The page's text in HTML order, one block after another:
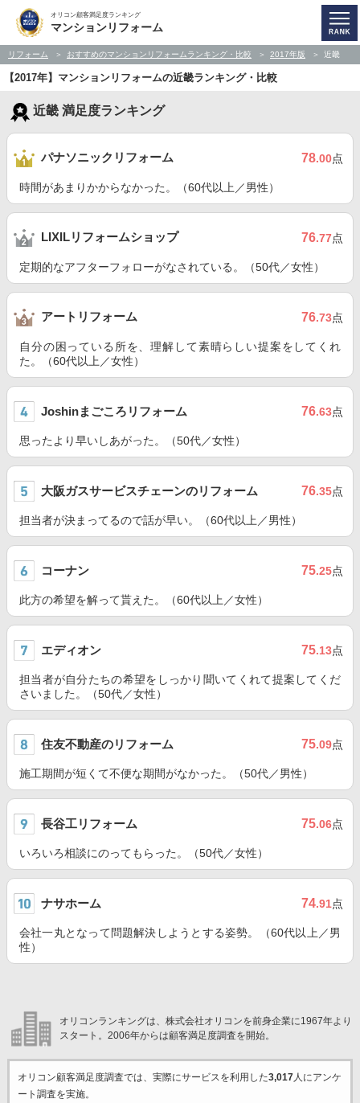
オリコン顧客満足度ランキング
マンションリフォーム
リフォーム おすすめのマンションリフォームランキング・比較 2017年版 近畿
【2017年】マンションリフォームの近畿ランキング・比較
近畿 満足度ランキング
パナソニックリフォーム 78.00点
時間があまりかからなかった。（60代以上／男性）
LIXILリフォームショップ 76.77点
定期的なアフターフォローがなされている。（50代／女性）
アートリフォーム 76.73点
自分の困っている所を、理解して素晴らしい提案をしてくれ
た。（60代以上／女性）
Joshinまごころリフォーム 76.63点
思ったより早いしあがった。（50代／女性）
大阪ガスサービスチェーンのリフォーム 76.35点
担当者が決まってるので話が早い。（60代以上／男性）
コーナン 75.25点
此方の希望を解って貰えた。（60代以上／女性）
エディオン 75.13点
担当者が自分たちの希望をしっかり聞いてくれて提案してくだ
さいました。（50代／女性）
住友不動産のリフォーム 75.09点
施工期間が短くて不便な期間がなかった。（50代／男性）
長谷工リフォーム 75.06点
いろいろ相談にのってもらった。（50代／女性）
ナサホーム 74.91点
会社一丸となって問題解決しようとする姿勢。（60代以上／男
性）
オリコンランキングは、株式会社オリコンを前身企業に1967年より
スタート。2006年からは顧客満足度調査を開始。
オリコン顧客満足度調査では、実際にサービスを利用した3,017人にアンケ
ート調査を実施。